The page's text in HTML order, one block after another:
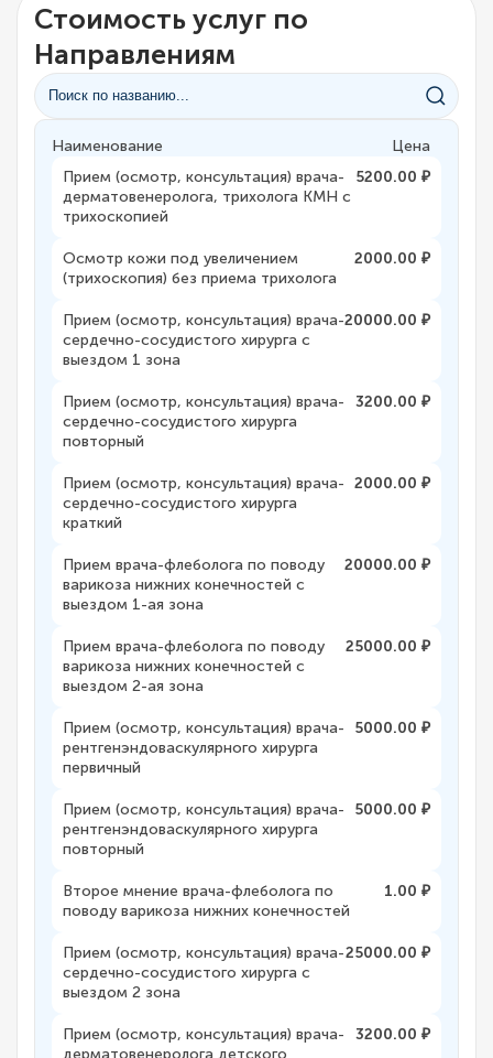
Стоимость услуг по
Направлениям
Наименование
Цена
Прием (осмотр, консультация) врача-
дерматовенеролога, трихолога КМН с
трихоскопией
5200.00 ₽
Осмотр кожи под увеличением
(трихоскопия) без приема трихолога
2000.00 ₽
Прием (осмотр, консультация) врача-
сердечно-сосудистого хирурга с
выездом 1 зона
20000.00 ₽
Прием (осмотр, консультация) врача-
сердечно-сосудистого хирурга
повторный
3200.00 ₽
Прием (осмотр, консультация) врача-
сердечно-сосудистого хирурга
краткий
2000.00 ₽
Прием врача-флеболога по поводу
варикоза нижних конечностей с
выездом 1-ая зона
20000.00 ₽
Прием врача-флеболога по поводу
варикоза нижних конечностей с
выездом 2-ая зона
25000.00 ₽
Прием (осмотр, консультация) врача-
рентгенэндоваскулярного хирурга
первичный
5000.00 ₽
Прием (осмотр, консультация) врача-
рентгенэндоваскулярного хирурга
повторный
5000.00 ₽
Второе мнение врача-флеболога по
поводу варикоза нижних конечностей
1.00 ₽
Прием (осмотр, консультация) врача-
сердечно-сосудистого хирурга с
выездом 2 зона
25000.00 ₽
Прием (осмотр, консультация) врача-
дерматовенеролога детского
3200.00 ₽